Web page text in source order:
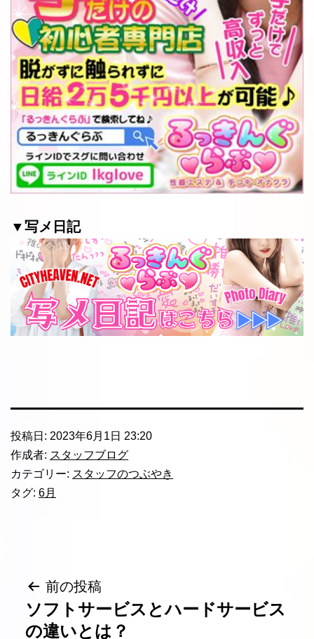
▼写メ日記
投稿日: 2023年6月1日 23:20
作成者: スタッフブログ
カテゴリー: スタッフのつぶやき
タグ: 6月
投
稿
前の投稿
ソフトサービスとハードサービス
の違いとは？